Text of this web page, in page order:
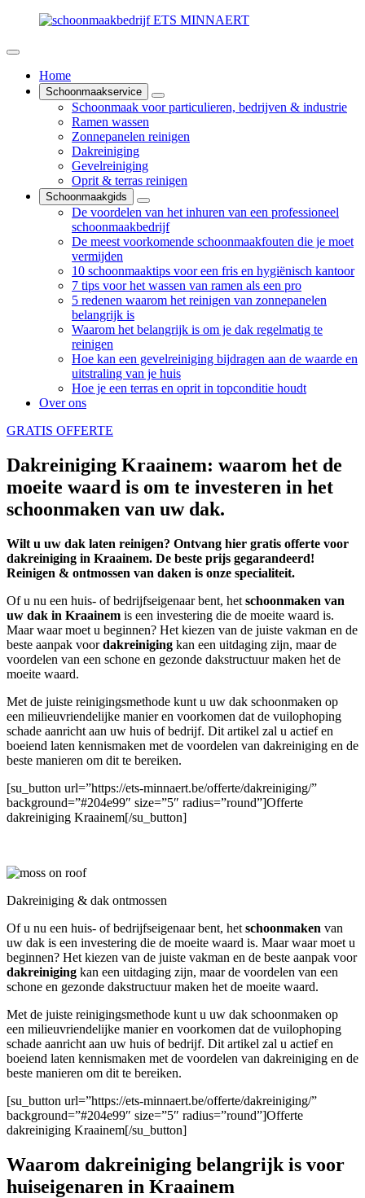
Home
Schoonmaakservice
Schoonmaak voor particulieren, bedrijven & industrie
Ramen wassen
Zonnepanelen reinigen
Dakreiniging
Gevelreiniging
Oprit & terras reinigen
Schoonmaakgids
De voordelen van het inhuren van een professioneel
schoonmaakbedrijf
De meest voorkomende schoonmaakfouten die je moet
vermijden
10 schoonmaaktips voor een fris en hygiënisch kantoor
7 tips voor het wassen van ramen als een pro
5 redenen waarom het reinigen van zonnepanelen
belangrijk is
Waarom het belangrijk is om je dak regelmatig te
reinigen
Hoe kan een gevelreiniging bijdragen aan de waarde en
uitstraling van je huis
Hoe je een terras en oprit in topconditie houdt
Over ons
GRATIS OFFERTE
Dakreiniging Kraainem: waarom het de
moeite waard is om te investeren in het
schoonmaken van uw dak.
Wilt u uw dak laten reinigen? Ontvang hier gratis offerte voor
dakreiniging in Kraainem. De beste prijs gegarandeerd!
Reinigen & ontmossen van daken is onze specialiteit.
Of u nu een huis- of bedrijfseigenaar bent, het schoonmaken van
uw dak in Kraainem is een investering die de moeite waard is.
Maar waar moet u beginnen? Het kiezen van de juiste vakman en de
beste aanpak voordakreiniging kan een uitdaging zijn, maar de
voordelen van een schone en gezonde dakstructuur maken het de
moeite waard.
Met de juiste reinigingsmethode kunt u uw dak schoonmaken op
een milieuvriendelijke manier en voorkomen dat de vuilophoping
schade aanricht aan uw huis of bedrijf. Dit artikel zal u actief en
boeiend laten kennismaken met de voordelen van dakreiniging en de
beste manieren om dit te bereiken.
[su_button url=”https://ets-minnaert.be/offerte/dakreiniging/”
background=”#204e99″ size=”5″ radius=”round”]Offerte
dakreiniging Kraainem[/su_button]
Dakreiniging & dak ontmossen
Of u nu een huis- of bedrijfseigenaar bent, het schoonmaken van
uw dak is een investering die de moeite waard is. Maar waar moet u
beginnen? Het kiezen van de juiste vakman en de beste aanpak voor
dakreiniging kan een uitdaging zijn, maar de voordelen van een
schone en gezonde dakstructuur maken het de moeite waard.
Met de juiste reinigingsmethode kunt u uw dak schoonmaken op
een milieuvriendelijke manier en voorkomen dat de vuilophoping
schade aanricht aan uw huis of bedrijf. Dit artikel zal u actief en
boeiend laten kennismaken met de voordelen van dakreiniging en de
beste manieren om dit te bereiken.
[su_button url=”https://ets-minnaert.be/offerte/dakreiniging/”
background=”#204e99″ size=”5″ radius=”round”]Offerte
dakreiniging Kraainem[/su_button]
Waarom dakreiniging belangrijk is voor
huiseigenaren in Kraainem